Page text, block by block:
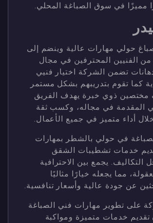
مميزًا في سوق الصباغة المحلي.
حولي مهارات عالية وينضم إلى
الفنيين المحترفين في مجال
تضمن الشركة اختيار فنيي
كما تقوم بتدريبهم بشكل مستمر
ذوي خبرة يهدف الفريق
المقدمة في مجاله، وكسب ثقة
أداء متميز في جميع الأعمال.
في حولي بالشطر بمهارات
خدمات تشطيبات الشقق
التكاليف. يجمع بين الاحترافية
مما يجعله خيارًا مثاليًا
عن جودة عالية وأسعار تنافسية.
على تطوير مهارات فني الصباغة
تقديم خدمات متميزة ومواكبة